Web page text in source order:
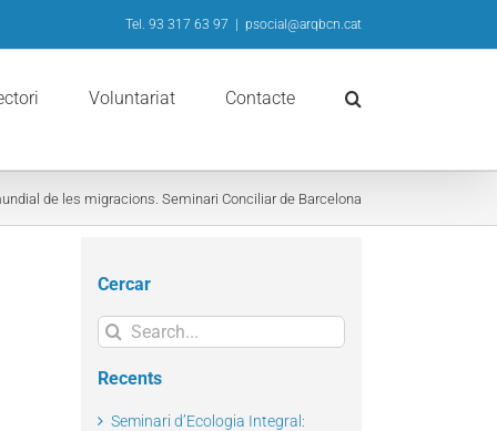
Tel. 93 317 63 97 psocial@arqbcn.cat
Voluntariat Contacte
de les migracions. Seminari Conciliar de Barcelona
Cercar
Search
for:
Recents
Seminari d’Ecologia Integral: